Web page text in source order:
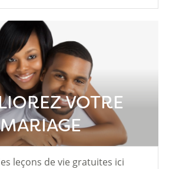
VOTRE
MARIAGE
leçons de vie gratuites ici